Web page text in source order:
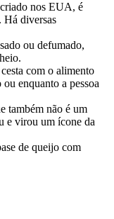
nos EUA, é
Há diversas
ou defumado,
com o alimento
enquanto a pessoa
também não é um
e virou um ícone da
de queijo com